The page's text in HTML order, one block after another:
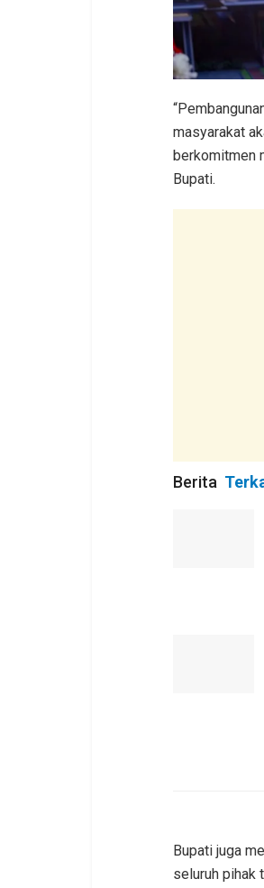
masyarakat
berkomitmen
Bupati.
Berita
Bupati juga
seluruh pihak